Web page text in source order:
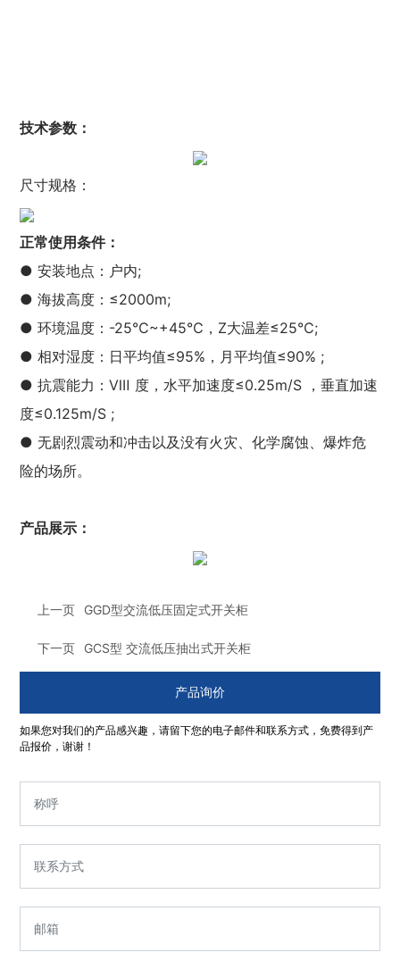
技术参数：
尺寸规格：
正常使用条件：
● 安装地点：户内;
● 海拔高度：≤2000m;
● 环境温度：-25℃~+45℃，Z大温差≤25℃;
● 相对湿度：日平均值≤95%，月平均值≤90% ;
● 抗震能力：Ⅷ 度，水平加速度≤0.25m/S ，垂直加速
度≤0.125m/S ;
● 无剧烈震动和冲击以及没有火灾、化学腐蚀、爆炸危
险的场所。
产品展示：
上一页 GGD型交流低压固定式开关柜
下一页 GCS型 交流低压抽出式开关柜
产品询价
如果您对我们的产品感兴趣，请留下您的电子邮件和联系方式，免费得到产
品报价，谢谢！